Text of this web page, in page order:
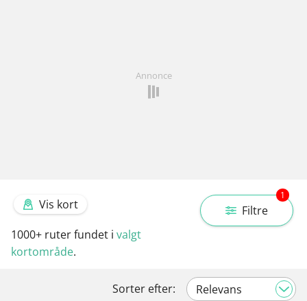
Annonce
Filtre
1
Vis kort
1000+ ruter fundet i valgt
kortområde.
Sorter efter: